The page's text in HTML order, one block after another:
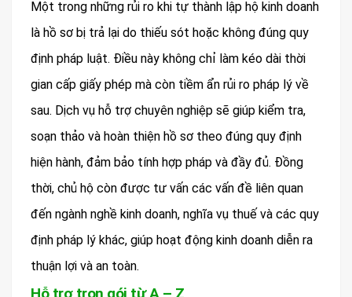
Một trong những rủi ro khi tự thành lập hộ kinh doanh
là hồ sơ bị trả lại do thiếu sót hoặc không đúng quy
định pháp luật. Điều này không chỉ làm kéo dài thời
gian cấp giấy phép mà còn tiềm ẩn rủi ro pháp lý về
sau. Dịch vụ hỗ trợ chuyên nghiệp sẽ giúp kiểm tra,
soạn thảo và hoàn thiện hồ sơ theo đúng quy định
hiện hành, đảm bảo tính hợp pháp và đầy đủ. Đồng
thời, chủ hộ còn được tư vấn các vấn đề liên quan
đến ngành nghề kinh doanh, nghĩa vụ thuế và các quy
định pháp lý khác, giúp hoạt động kinh doanh diễn ra
thuận lợi và an toàn.